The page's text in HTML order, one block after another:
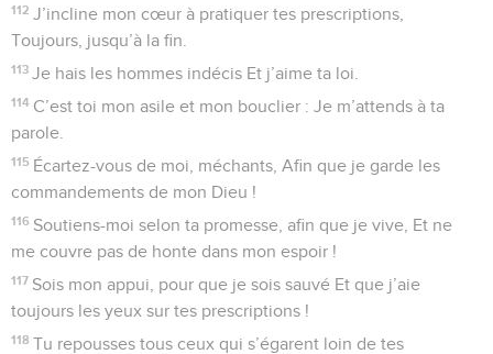
112 J’incline mon cœur à pratiquer tes prescriptions,
Toujours, jusqu’à la fin.
113 Je hais les hommes indécis Et j’aime ta loi.
114 C’est toi mon asile et mon bouclier : Je m’attends à ta
parole.
115 Écartez-vous de moi, méchants, Afin que je garde les
commandements de mon Dieu !
116 Soutiens-moi selon ta promesse, afin que je vive, Et ne
me couvre pas de honte dans mon espoir !
117 Sois mon appui, pour que je sois sauvé Et que j’aie
toujours les yeux sur tes prescriptions !
118 Tu repousses tous ceux qui s’égarent loin de tes